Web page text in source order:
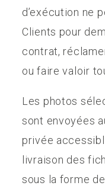
d’exécution ne
Clients pour
contrat,
ou faire valoir
Les photos
sont envoyées
privée
livraison des
sous la forme